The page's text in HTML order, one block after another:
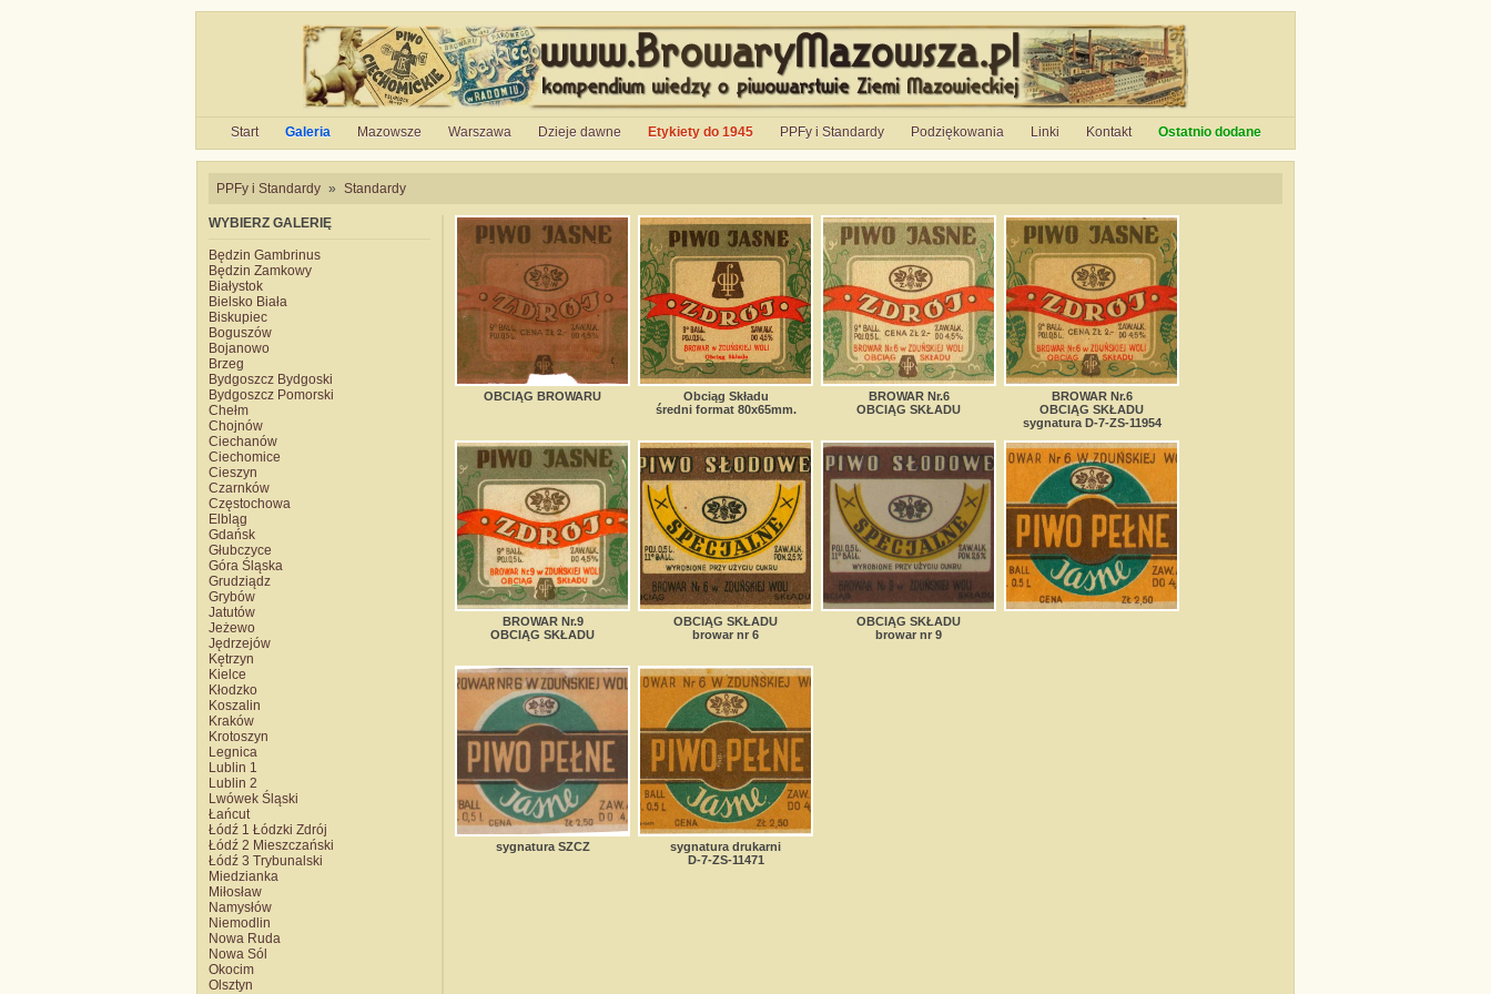
Start Galeria Mazowsze Warszawa Dzieje dawne Etykiety do 1945 PPFy i Standardy Podziękowania Linki Kontakt Ostatnio dodane
PPFy i Standardy » Standardy
WYBIERZ GALERIĘ
Będzin Gambrinus
Będzin Zamkowy
Białystok
Bielsko Biała
Biskupiec
Boguszów
Bojanowo
Brzeg
Bydgoszcz Bydgoski
Bydgoszcz Pomorski
Chełm
Chojnów
Ciechanów
Ciechomice
Cieszyn
Czarnków
Częstochowa
Elbląg
Gdańsk
Głubczyce
Góra Śląska
Grudziądz
Grybów
Jatutów
Jeżewo
Jędrzejów
Kętrzyn
Kielce
Kłodzko
Koszalin
Kraków
Krotoszyn
Legnica
Lublin 1
Lublin 2
Lwówek Śląski
Łańcut
Łódź 1 Łódzki Zdrój
Łódź 2 Mieszczański
Łódź 3 Trybunalski
Miedzianka
Miłosław
Namysłów
Niemodlin
Nowa Ruda
Nowa Sól
Okocim
Olsztyn
OBCIĄG BROWARU
Obciąg Składu
średni format 80x65mm.
BROWAR Nr.6
OBCIĄG SKŁADU
BROWAR Nr.6
OBCIĄG SKŁADU
sygnatura D-7-ZS-11954
BROWAR Nr.9
OBCIĄG SKŁADU
OBCIĄG SKŁADU
browar nr 6
OBCIĄG SKŁADU
browar nr 9
sygnatura SZCZ
sygnatura drukarni
D-7-ZS-11471